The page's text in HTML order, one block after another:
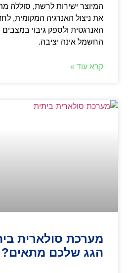
המיוצר ישירות לרשת, סוללה
את ניצול האנרגיה המקומית,
האנרגטית ולספק גיבוי
החשמל אינה יציבה.
קרא עוד »
מערכת סולארית
הגג שלכם מתאים?